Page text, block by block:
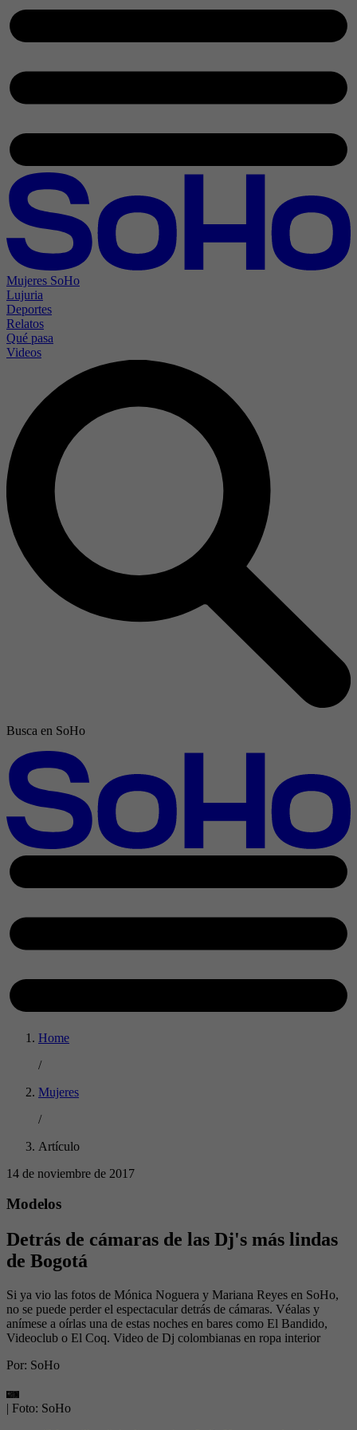
Mujeres SoHo
Lujuria
Deportes
Relatos
Qué pasa
Videos
Busca en SoHo
Home
/
Mujeres
/
Artículo
14 de noviembre de 2017
Modelos
Detrás de cámaras de las Dj's más lindas
de Bogotá
Si ya vio las fotos de Mónica Noguera y Mariana Reyes en SoHo,
no se puede perder el espectacular detrás de cámaras. Véalas y
anímese a oírlas una de estas noches en bares como El Bandido,
Videoclub o El Coq. Video de Dj colombianas en ropa interior
Por: SoHo
| Foto: SoHo